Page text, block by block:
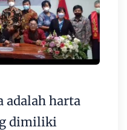
adalah harta
dimiliki